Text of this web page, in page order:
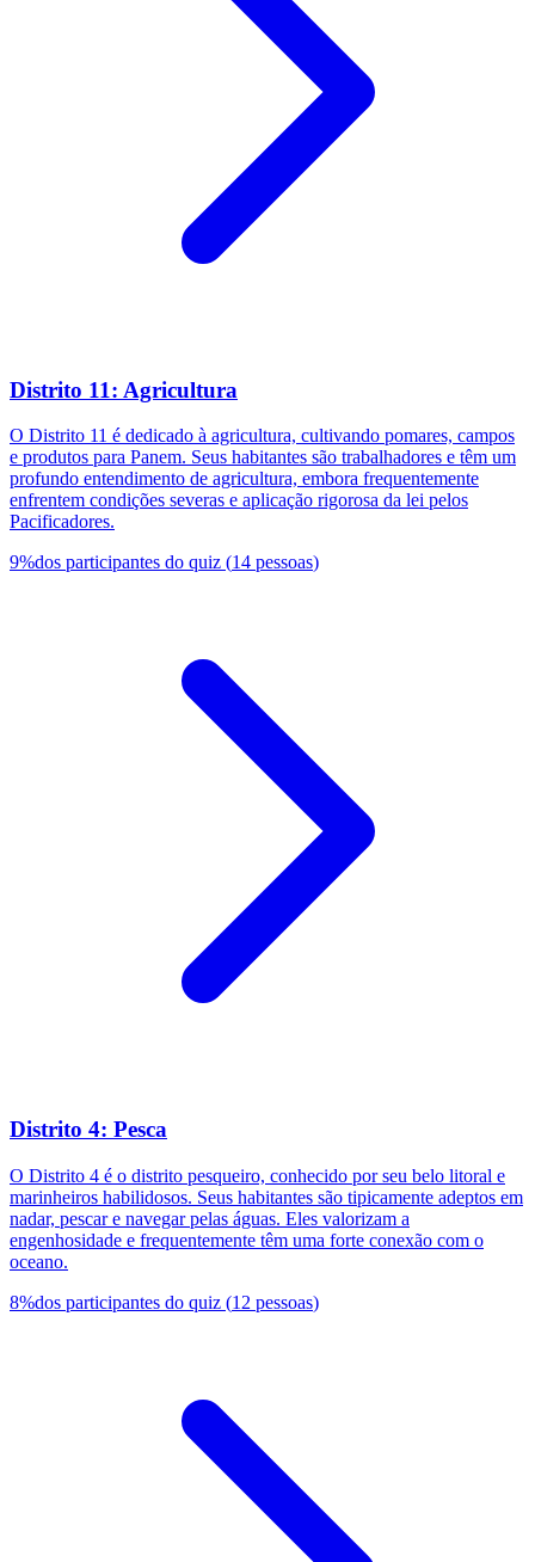
Distrito 11: Agricultura
O Distrito 11 é dedicado à agricultura, cultivando pomares, campos
e produtos para Panem. Seus habitantes são trabalhadores e têm um
profundo entendimento de agricultura, embora frequentemente
enfrentem condições severas e aplicação rigorosa da lei pelos
Pacificadores.
9%dos participantes do quiz (14 pessoas)
Distrito 4: Pesca
O Distrito 4 é o distrito pesqueiro, conhecido por seu belo litoral e
marinheiros habilidosos. Seus habitantes são tipicamente adeptos em
nadar, pescar e navegar pelas águas. Eles valorizam a
engenhosidade e frequentemente têm uma forte conexão com o
oceano.
8%dos participantes do quiz (12 pessoas)